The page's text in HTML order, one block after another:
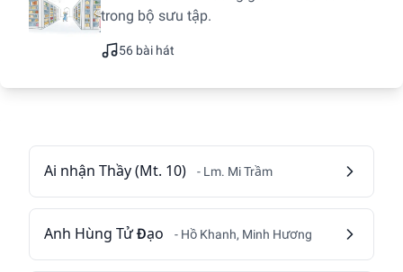
trong bộ sưu tập.
56 bài hát
Ai nhận Thầy (Mt. 10) - Lm. Mi Trầm
Anh Hùng Tử Đạo - Hồ Khanh, Minh Hương